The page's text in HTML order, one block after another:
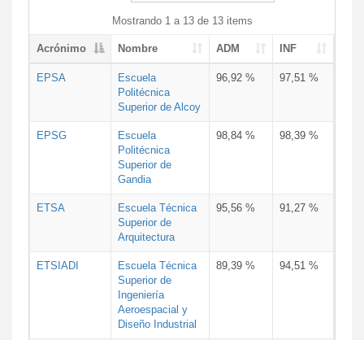
Mostrando 1 a 13 de 13 items
Acrónimo Nombre ADM INF
EPSA
Escuela
Politécnica
Superior de Alcoy
96,92 % 97,51 %
EPSG
Escuela
Politécnica
Superior de
Gandia
98,84 % 98,39 %
ETSA
Escuela Técnica
Superior de
Arquitectura
95,56 % 91,27 %
ETSIADI
Escuela Técnica
Superior de
Ingeniería
Aeroespacial y
Diseño Industrial
89,39 % 94,51 %